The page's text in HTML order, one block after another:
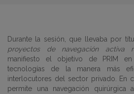
Durante la sesión, que llevaba por
proyectos de navegación activa
manifiesto el objetivo de PRIM
tecnologías de la manera más
interlocutores del sector privado. En
permite una navegación quirúrgica